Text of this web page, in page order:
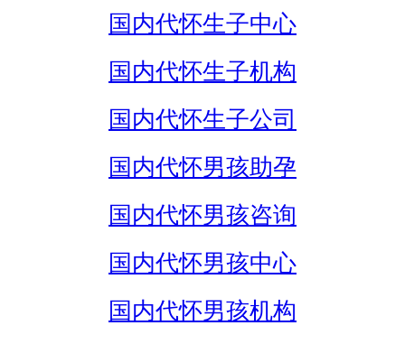
国内代怀生子中心
国内代怀生子机构
国内代怀生子公司
国内代怀男孩助孕
国内代怀男孩咨询
国内代怀男孩中心
国内代怀男孩机构